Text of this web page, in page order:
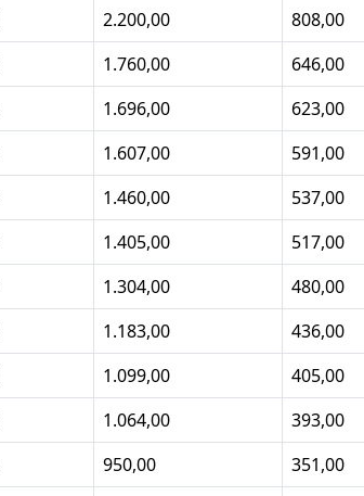
2.200,00
808,00
1.760,00
646,00
1.696,00
623,00
1.607,00
591,00
1.460,00
537,00
1.405,00
517,00
1.304,00
480,00
1.183,00
436,00
1.099,00
405,00
1.064,00
393,00
950,00
351,00